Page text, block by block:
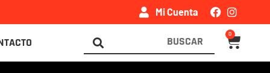
Mi Cuenta
Search
...
0
Carrito